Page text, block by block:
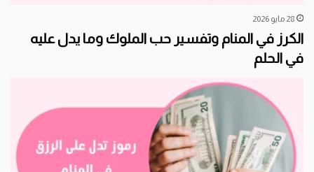
28 مايو 2026
الكرز في المنام وتفسير حب الملوك وما يدل عليه
في الحلم